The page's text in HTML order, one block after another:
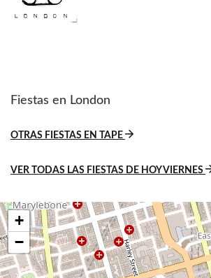
Fiestas en London
OTRAS FIESTAS EN TAPE
VER TODAS LAS FIESTAS DE HOY VIERNES